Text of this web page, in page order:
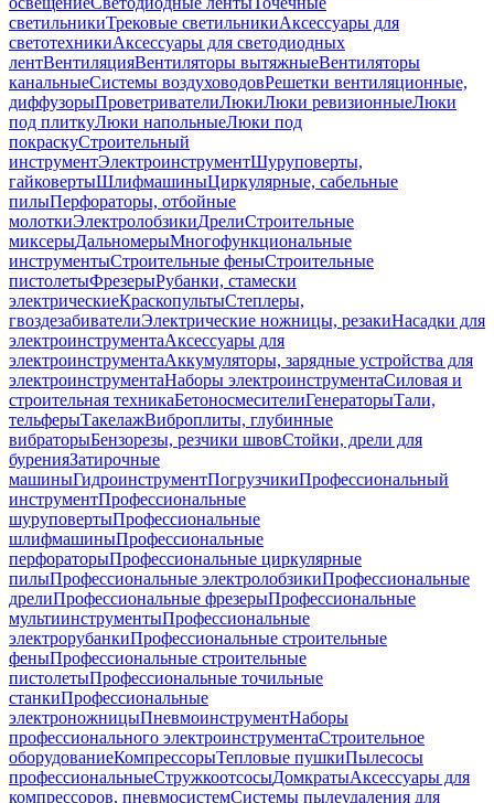
светильникиТрековые светильникиАксессуары для
светотехникиАксессуары для светодиодных
лентВентиляцияВентиляторы вытяжныеВентиляторы
канальныеСистемы воздуховодовРешетки вентиляционные,
диффузорыПроветривателиЛюкиЛюки ревизионныеЛюки
под плиткуЛюки напольныеЛюки под
покраскуСтроительный
инструментЭлектроинструментШуруповерты,
гайковертыШлифмашиныЦиркулярные, сабельные
пилыПерфораторы, отбойные
молоткиЭлектролобзикиДрелиСтроительные
миксерыДальномерыМногофункциональные
инструментыСтроительные феныСтроительные
пистолетыФрезерыРубанки, стамески
электрическиеКраскопультыСтеплеры,
гвоздезабивателиЭлектрические ножницы, резакиНасадки для
электроинструментаАксессуары для
электроинструментаАккумуляторы, зарядные устройства для
электроинструментаНаборы электроинструментаСиловая и
строительная техникаБетоносмесителиГенераторыТали,
тельферыТакелажВиброплиты, глубинные
вибраторыБензорезы, резчики швовСтойки, дрели для
буренияЗатирочные
машиныГидроинструментПогрузчикиПрофессиональный
инструментПрофессиональные
шуруповертыПрофессиональные
шлифмашиныПрофессиональные
перфораторыПрофессиональные циркулярные
пилыПрофессиональные электролобзикиПрофессиональные
дрелиПрофессиональные фрезерыПрофессиональные
мультиинструментыПрофессиональные
электрорубанкиПрофессиональные строительные
феныПрофессиональные строительные
пистолетыПрофессиональные точильные
станкиПрофессиональные
электроножницыПневмоинструментНаборы
профессионального электроинструментаСтроительное
оборудованиеКомпрессорыТепловые пушкиПылесосы
профессиональныеСтружкоотсосыДомкратыАксессуары для
компрессоров, пневмосистемСистемы пылеудаления для